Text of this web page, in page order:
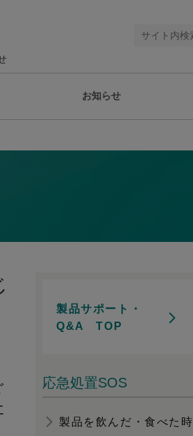
お知らせ
製品サポート・
Q&A TOP
応急処置SOS
製品を飲んだ・食べた時